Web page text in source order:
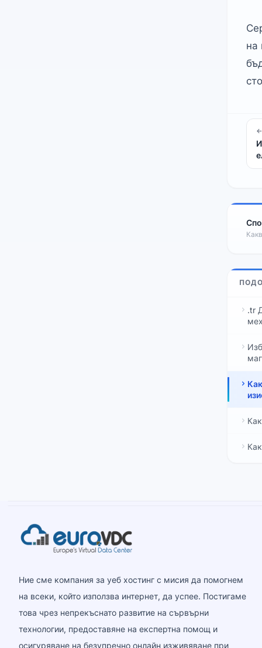
на
.tr
Ние сме компания за уеб хостинг с мисия да помогнем
на всеки, който използва интернет, да успее. Постигаме
това чрез непрекъснато развитие на сървърни
технологии, предоставяне на експертна помощ и
осигуряване на безупречно онлайн изживяване при